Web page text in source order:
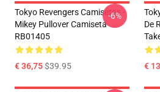
Tokyo Revengers Camisetas -
Mikey Pullover Camiseta
RB01405
€ 36,75$39.95
-6%
De
€